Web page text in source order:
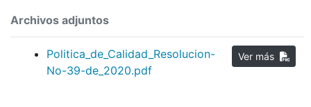
Archivos adjuntos
Politica_de_Calidad_Resolucion-
No-39-de_2020.pdf